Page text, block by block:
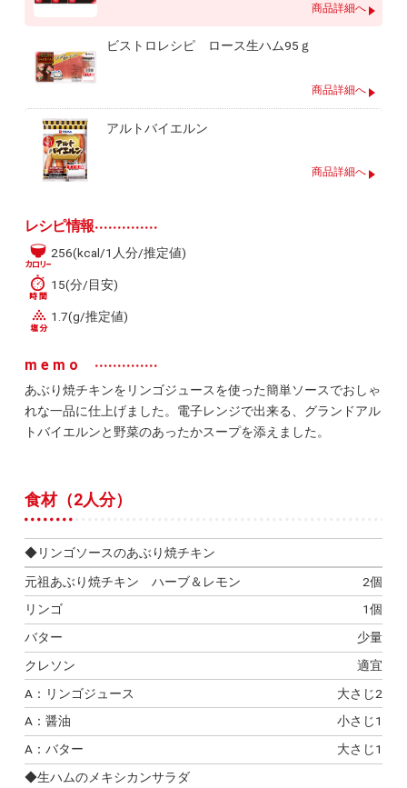
商品詳細へ
ビストロレシピ ロース生ハム95ｇ
商品詳細へ
アルトバイエルン
商品詳細へ
レシピ情報
256(kcal/1人分/推定値)
15(分/目安)
1.7(g/推定値)
memo
あぶり焼チキンをリンゴジュースを使った簡単ソースでおしゃ
れな一品に仕上げました。電子レンジで出来る、グランドアル
トバイエルンと野菜のあったかスープを添えました。
食材（2人分）
◆リンゴソースのあぶり焼チキン
元祖あぶり焼チキン ハーブ＆レモン
2個
リンゴ
1個
バター
少量
クレソン
適宜
A：リンゴジュース
大さじ2
A：醤油
小さじ1
A：バター
大さじ1
◆生ハムのメキシカンサラダ